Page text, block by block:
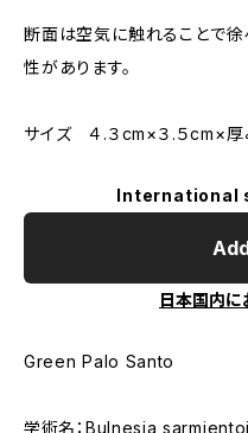
断面は空気に触れることで徐
性があります。
サイズ ４.３cm×３.５cm×厚
International
日本国内に
Green Palo Santo
学術名：Bulnesia sarmientoi